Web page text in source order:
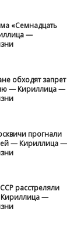
«Семнадцать
—
обходят запрет
— Кириллица —
прогнали
— Кириллица —
расстреляли
—